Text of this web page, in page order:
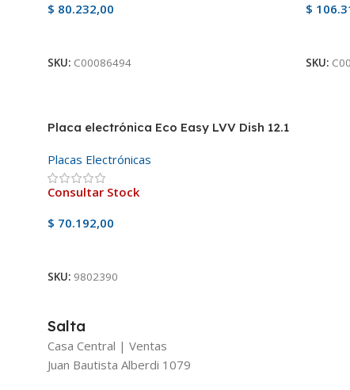
$ 80.232,00
SKU: C00086494
$
SKU:
Placa electrónica Eco Easy LVV Dish 12.1
Placas Electrónicas
Consultar Stock
$ 70.192,00
SKU: 9802390
Salta
Casa Central | Ventas
Juan Bautista Alberdi 1079